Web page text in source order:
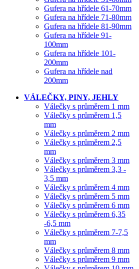
Gufera na hřídele 61-70mm
Gufera na hřídele 71-80mm
Gufera na hřídele 81-90mm
Gufera na hřídele 91-
100mm
Gufera na hřídele 101-
200mm
Gufera na hřídele nad
200mm
VÁLEČKY, PINY, JEHLY
Válečky s průměrem 1 mm
Válečky s průměrem 1,5
mm
Válečky s průměrem 2 mm
Válečky s průměrem 2,5
mm
Válečky s průměrem 3 mm
Válečky s průměrem 3,3 -
3,5 mm
Válečky s průměrem 4 mm
Válečky s průměrem 5 mm
Válečky s průměrem 6 mm
Válečky s průměrem 6,35
-6,5 mm
Válečky s průměrem 7-7,5
mm
Válečky s průměrem 8 mm
Válečky s průměrem 9 mm